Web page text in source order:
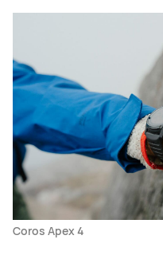
Coros Apex 4